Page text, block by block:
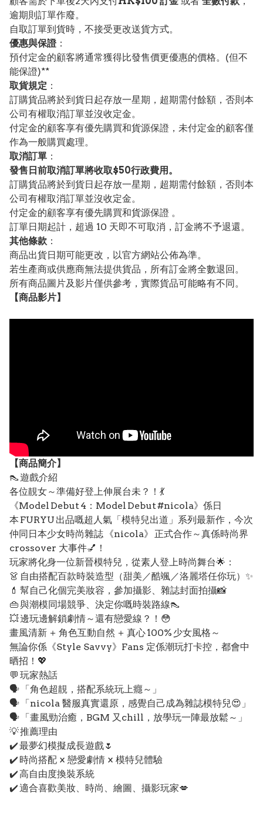
逾期則訂單作廢。
自取訂單到貨時，不接受更改送貨方式。
優惠與保證：
預付定金的顧客將通常獲得比發售價更優惠的價格。(但不
能保證)**
取貨規定 ：
訂購貨品將於到貨日起存放一星期，超期需付餘額，否則本
公司有權取消訂單並沒收定金。
付定金的顧客享有優先購買和貨源保證，未付定金的顧客僅
作為一般購買處理。
取消訂單 ：
發售日前取消訂單將收取$50行政費用。
訂購貨品將於到貨日起存放一星期，超期需付餘額，否則本
公司有權取消訂單並沒收定金。
付定金的顧客享有優先購買和貨源保證 。
訂單日期起計，超過 10 天即不可取消，訂金將不予退還。
其他條款 ：
商品出貨日期可能更改，以官方網站公佈為準。
若生產商或供應商無法提供貨品，所有訂金將全數退回。
所有商品圖片及影片僅供參考，實際貨品可能略有不同。
【商品影片】
【商品簡介】
👠 遊戲介紹
各位靚女～準備好登上伸展台未？！💃
《Model Debut 4：Model Debut #nicola》係日
本 FURYU 出品嘅超人氣「模特兒出道」系列最新作，今次
仲同日本少女時尚雜誌 《nicola》 正式合作～真係時尚界
crossover 大事件💅！
玩家將化身一位新晉模特兒，從素人登上時尚舞台🌟：
👗 自由搭配百款時裝造型（甜美／酷颯／洛麗塔任你玩）✨
💄 幫自己化個完美妝容，參加攝影、雜誌封面拍攝📸
👜 與潮模同場競爭、決定你嘅時裝路線👠
💥 邊玩邊解鎖劇情～還有戀愛線？！😳
畫風清新 ＋ 角色互動自然 ＋ 真心 100% 少女風格～
無論你係《Style Savvy》Fans 定係潮玩打卡控，都會中
晒招！💖
💬 玩家熱話
🗣️ 「角色超靚，搭配系統玩上癮～」
🗣️ 「nicola 醫服真實還原，感覺自己成為雜誌模特兒😍」
🗣️ 「畫風勁治癒，BGM 又chill，放學玩一陣最放鬆～」
💡 推薦理由
✔️ 最夢幻模擬成長遊戲🌷
✔️ 時尚搭配 × 戀愛劇情 × 模特兒體驗
✔️ 高自由度換裝系統
✔️ 適合喜歡美妝、時尚、繪圖、攝影玩家💋